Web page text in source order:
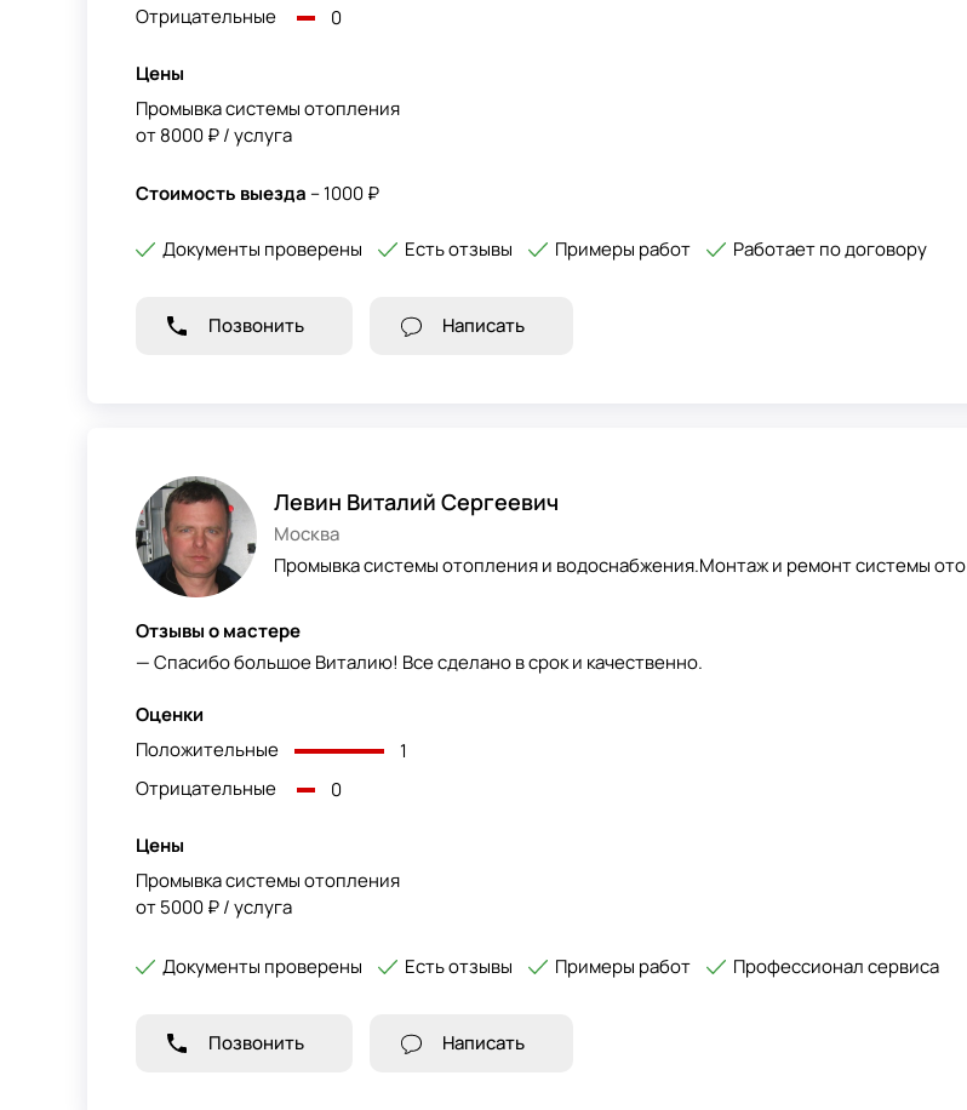
Отрицательные
0
Цены
Промывка системы отопления
от 8000 ₽ / услуга
Стоимость выезда – 1000 ₽
Документы проверены Есть отзывы Примеры работ Работает по договору
Позвонить Написать
Левин Виталий Сергеевич
Москва
Промывка системы отопления и водоснабжения.Монтаж и ремонт системы ото
Отзывы о мастере
— Спасибо большое Виталию! Все сделано в срок и качественно.
Оценки
Положительные
1
Отрицательные
0
Цены
Промывка системы отопления
от 5000 ₽ / услуга
Документы проверены Есть отзывы Примеры работ Профессионал сервиса
Позвонить Написать